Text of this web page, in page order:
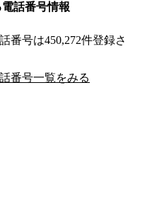
話番号情報
番号は450,272件登録さ
番号一覧をみる